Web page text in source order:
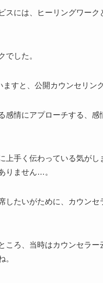
スには、ヒーリングワーク
でした。
すと、公開カウンセリン
感情にアプローチする、感
上手く伝わっている気が
りません…。
したいがために、カウンセ
ろ、当時はカウンセラー
。